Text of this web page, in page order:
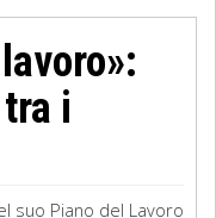
i
suo Piano del Lavoro